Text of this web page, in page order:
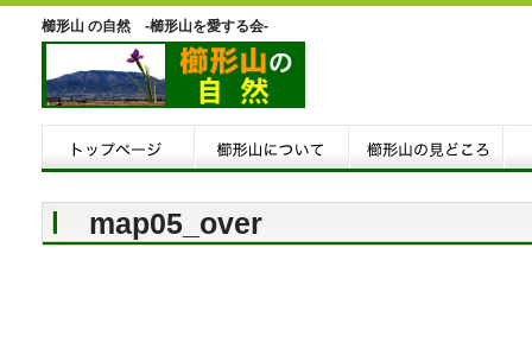
櫛形山 の自然 -櫛形山を愛する会-
map05_over